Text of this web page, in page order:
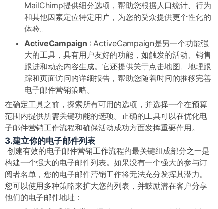
MailChimp提供细分选项，帮助您根据人口统计、行为
和其他因素定位特定用户，为您的受众提供更个性化的
体验。
ActiveCampaign : ActiveCampaign是另一个功能强
大的工具，具有用户友好的功能，如触发的活动、销售
跟进和动态内容生成。它还提供关于点击地图、地理跟
踪和页面访问的详细报告，帮助您随着时间的推移完善
电子邮件营销策略。
在确定工具之前，探索所有可用的选项，并选择一个在预算
范围内提供所需关键功能的选项。正确的工具可以在优化电
子邮件营销工作流程和确保活动成功方面发挥重要作用。
3.建立你的电子邮件列表
创建有效的电子邮件营销工作流程的最关键组成部分之一是
构建一个强大的电子邮件列表。如果没有一个强大的参与订
阅者名单，您的电子邮件营销工作将无法充分发挥其潜力。
您可以使用多种策略来扩大您的列表，并鼓励潜在客户分享
他们的电子邮件地址：